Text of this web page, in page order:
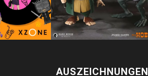
AUSZEICHNUNGEN